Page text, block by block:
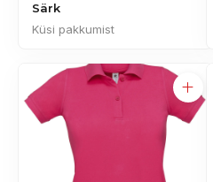
Särk
Küsi pakkumist